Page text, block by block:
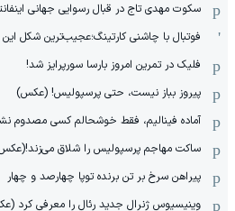
سکوت مهدی تاج در قبال رسوایی جهانی
فوتبال با چاشنی کارتینگ؛عجیب‌ترین شکل این
فلیک در تمرین امروز بارسا سورپرایز شد!
پیروز بباز نیست، حتی پرسپولیس! (عکس)
آماده فینالیم، فقط خوشحالم کسی مصدوم
ساکت مهاجم پرسپولیس را شلاق
پیراهن سرخ بر تن برنده توپا چهارصد و چهار
وینیسیوس ژنرال جدید رئال را معرفی کرد